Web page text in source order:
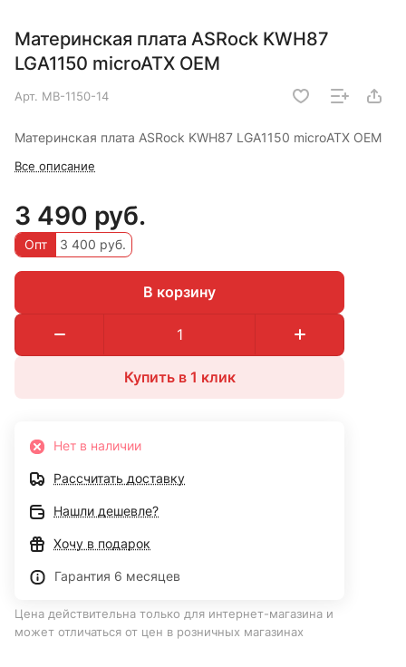
Материнская плата ASRock KWH87
LGA1150 microATX OEM
Арт. MB-1150-14
Материнская плата ASRock KWH87 LGA1150 microATX OEM
Все описание
3 490 руб.
Опт 3 400 руб.
В корзину
Купить в 1 клик
Нет в наличии
Рассчитать доставку
Нашли дешевле?
Хочу в подарок
Гарантия 6 месяцев
Цена действительна только для интернет-магазина и
может отличаться от цен в розничных магазинах